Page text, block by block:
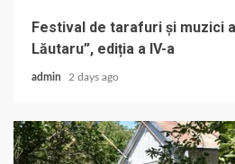
Festival de tarafuri și muzici
Lăutaru”, ediția a IV-a
admin 2 days ago